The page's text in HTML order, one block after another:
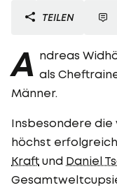
TEILEN
A ndreas
als
Männer.
Insbesondere
höchst
Kraft und Daniel